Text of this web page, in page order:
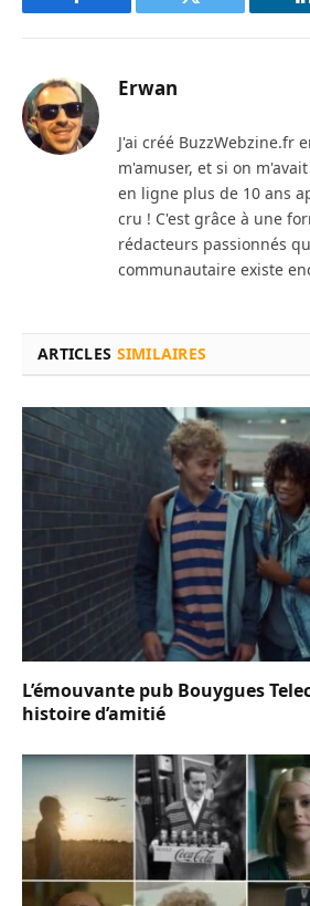
Facebook Twitter
Erwan
J'ai créé BuzzWebzine.fr
m'amuser, et si on
en ligne plus de 10 ans
cru ! C'est grâce à une
rédacteurs passionnés
communautaire existe
ARTICLES SIMILAIRES
L’émouvante pub Bouygues
histoire d’amitié